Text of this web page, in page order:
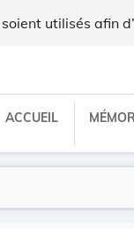
utilisés afin
ACCUEIL